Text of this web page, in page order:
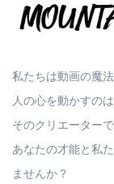
私たちは動画の魔
人の心を動かすの
そのクリエーター
あなたの才能と私
ませんか？